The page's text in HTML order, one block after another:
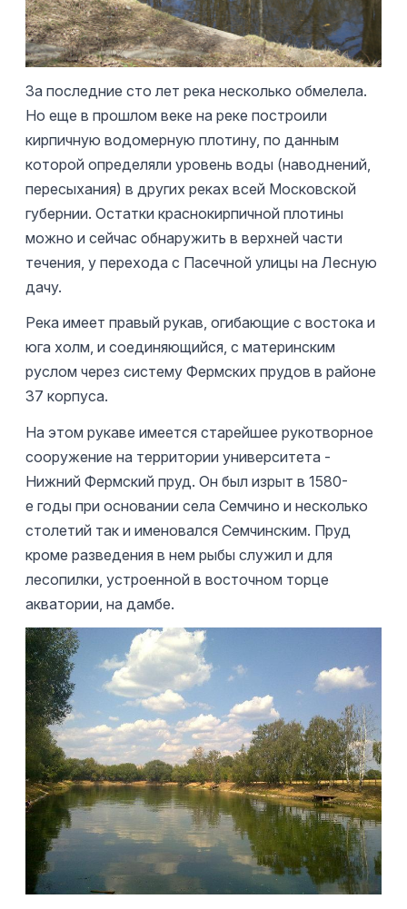
За последние сто лет река несколько обмелела.
Но еще в прошлом веке на реке построили
кирпичную водомерную плотину, по данным
которой определяли уровень воды (наводнений,
пересыхания) в других реках всей Московской
губернии. Остатки краснокирпичной плотины
можно и сейчас обнаружить в верхней части
течения, у перехода с Пасечной улицы на Лесную
дачу.
Река имеет правый рукав, огибающие с востока и
юга холм, и соединяющийся, с материнским
руслом через систему Фермских прудов в районе
37 корпуса.
На этом рукаве имеется старейшее рукотворное
сооружение на территории университета -
Нижний Фермский пруд. Он был изрыт в 1580-
е годы при основании села Семчино и несколько
столетий так и именовался Семчинским. Пруд
кроме разведения в нем рыбы служил и для
лесопилки, устроенной в восточном торце
акватории, на дамбе.